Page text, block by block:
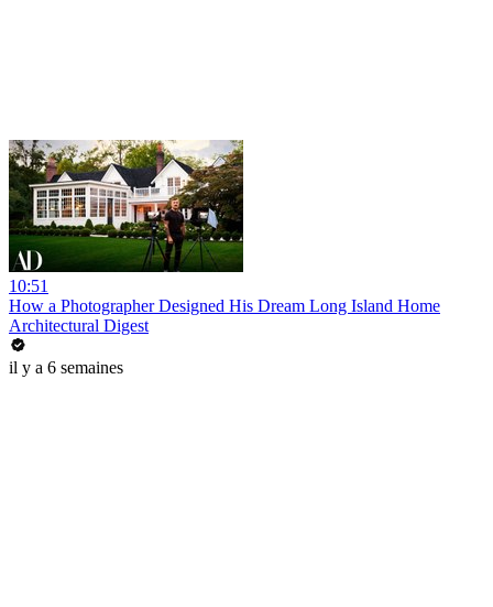
10:51
How a Photographer Designed His Dream Long Island Home
Architectural Digest
il y a 6 semaines